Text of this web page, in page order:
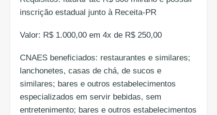
inscrição estadual junto à Receita-PR
Valor: R$ 1.000,00 em 4x de R$ 250,00
CNAES beneficiados: restaurantes e similares;
lanchonetes, casas de chá, de sucos e
similares; bares e outros estabelecimentos
especializados em servir bebidas, sem
entretenimento; bares e outros estabelecimentos